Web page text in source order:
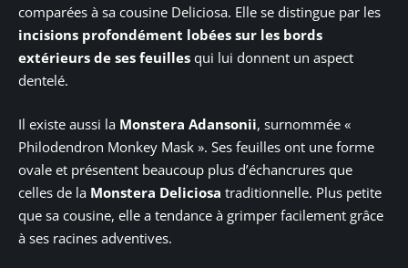
comparées à sa cousine Deliciosa. Elle se distingue par les
incisions profondément lobées sur les bords
extérieurs de ses feuilles qui lui donnent un aspect
dentelé.
Il existe aussi la Monstera Adansonii, surnommée «
Philodendron Monkey Mask ». Ses feuilles ont une forme
ovale et présentent beaucoup plus d’échancrures que
celles de la Monstera Deliciosa traditionnelle. Plus petite
que sa cousine, elle a tendance à grimper facilement grâce
à ses racines adventives.